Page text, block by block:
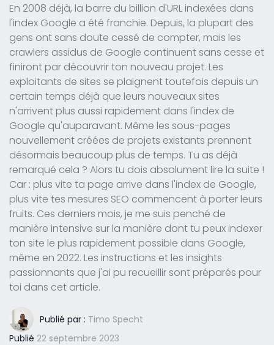
En 2008 déjà, la barre du billion d'URL indexées dans
l'index Google a été franchie. Depuis, la plupart des
gens ont sans doute cessé de compter, mais les
crawlers assidus de Google continuent sans cesse et
finiront par découvrir ton nouveau projet. Les
exploitants de sites se plaignent toutefois depuis un
certain temps déjà que leurs nouveaux sites
n'arrivent plus aussi rapidement dans l'index de
Google qu'auparavant. Même les sous-pages
nouvellement créées de projets existants prennent
désormais beaucoup plus de temps. Tu as déjà
remarqué cela ? Alors tu dois absolument lire la suite !
Car : plus vite ta page arrive dans l'index de Google,
plus vite tes mesures SEO commencent à porter leurs
fruits. Ces derniers mois, je me suis penché de
manière intensive sur la manière dont tu peux indexer
ton site le plus rapidement possible dans Google,
même en 2022. Les instructions et les insights
passionnants que j'ai pu recueillir sont préparés pour
toi dans cet article.
Publié par : Timo Specht
Publié 22 septembre 2023